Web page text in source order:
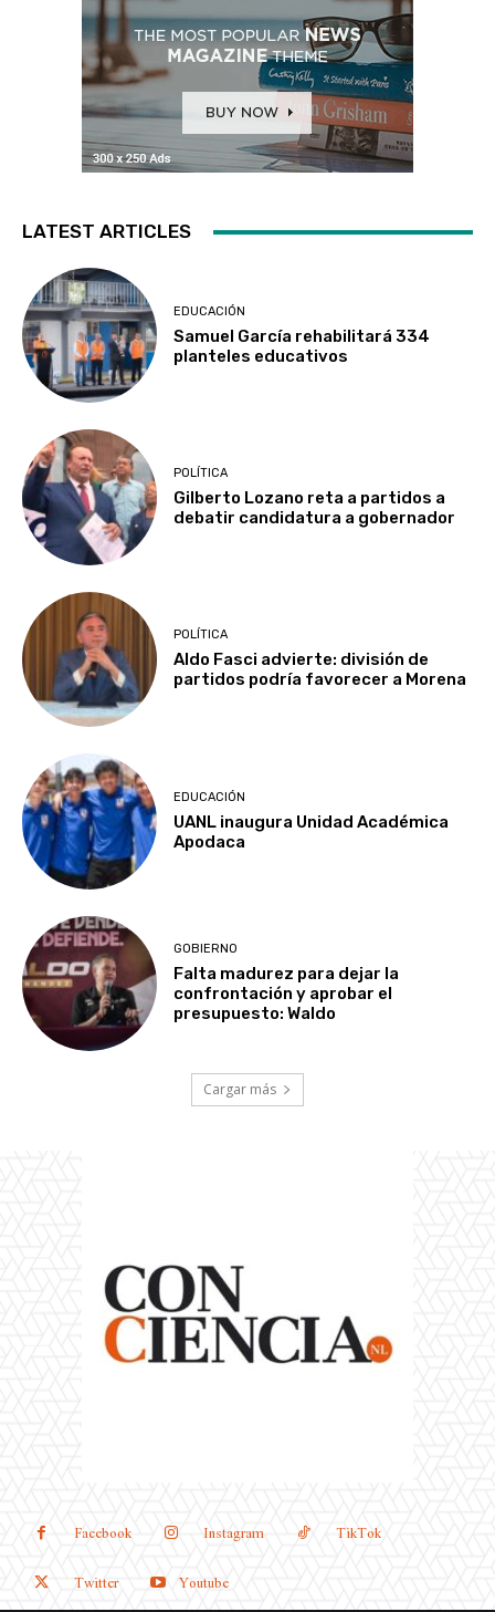
LATEST ARTICLES
EDUCACIÓN
Samuel García rehabilitará 334
planteles educativos
POLÍTICA
Gilberto Lozano reta a partidos a
debatir candidatura a gobernador
POLÍTICA
Aldo Fasci advierte: división de
partidos podría favorecer a Morena
EDUCACIÓN
UANL inaugura Unidad Académica
Apodaca
GOBIERNO
Falta madurez para dejar la
confrontación y aprobar el
presupuesto: Waldo
Cargar más
Facebook Instagram
TikTok
Twitter
Youtube